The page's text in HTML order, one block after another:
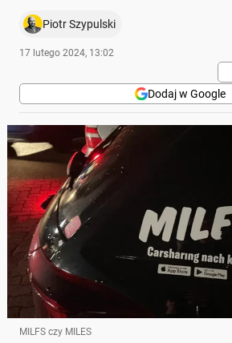
Piotr Szypulski
17 lutego 2024, 13:02
Dodaj w Google
MILFS czy MILES